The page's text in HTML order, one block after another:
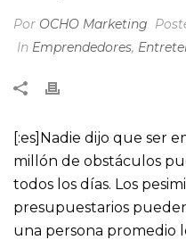
Por OCHO Marketing
In Emprendedores,
[:es]Nadie dijo que ser
millón de obstáculos
todos los días. Los
presupuestarios
una persona promedio